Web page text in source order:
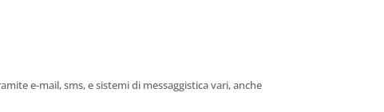
e-mail, sms, e sistemi di messaggistica vari, anche